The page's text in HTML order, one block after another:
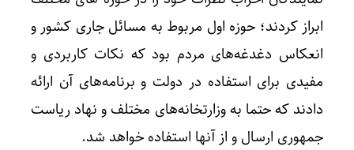
ابراز کردند؛ حوزه اول مربوط به مسائل جاری کشور و
انعکاس دغدغه‌های مردم بود که نکات کاربردی و
مفیدی برای استفاده در دولت و برنامه‌های آن ارائه
دادند که حتما به وزارتخانه‌های مختلف و نهاد ریاست
جمهوری ارسال و از آنها استفاده خواهد شد.